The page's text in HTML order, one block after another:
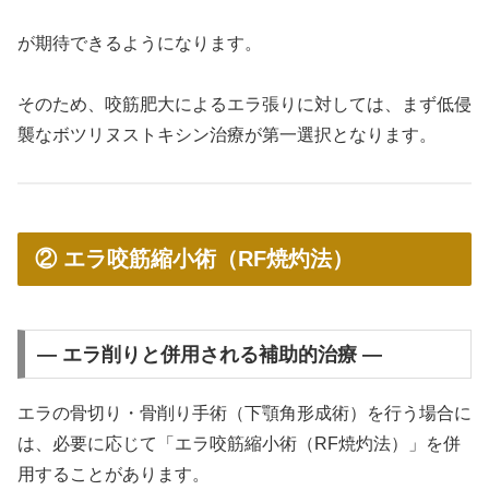
が期待できるようになります。
そのため、咬筋肥大によるエラ張りに対しては、まず低侵
襲なボツリヌストキシン治療が第一選択となります。
② エラ咬筋縮小術（RF焼灼法）
― エラ削りと併用される補助的治療 ―
エラの骨切り・骨削り手術（下顎角形成術）を行う場合に
は、必要に応じて「エラ咬筋縮小術（RF焼灼法）」を併
用することがあります。